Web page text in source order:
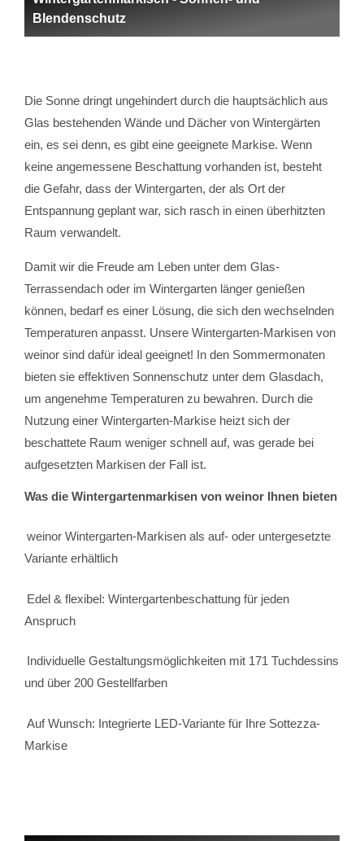
Blendenschutz
Die Sonne dringt ungehindert durch die hauptsächlich aus
Glas bestehenden Wände und Dächer von Wintergärten
ein, es sei denn, es gibt eine geeignete Markise. Wenn
keine angemessene Beschattung vorhanden ist, besteht
die Gefahr, dass der Wintergarten, der als Ort der
Entspannung geplant war, sich rasch in einen überhitzten
Raum verwandelt.
Damit wir die Freude am Leben unter dem Glas-
Terrassendach oder im Wintergarten länger genießen
können, bedarf es einer Lösung, die sich den wechselnden
Temperaturen anpasst. Unsere Wintergarten-Markisen von
weinor sind dafür ideal geeignet! In den Sommermonaten
bieten sie effektiven Sonnenschutz unter dem Glasdach,
um angenehme Temperaturen zu bewahren. Durch die
Nutzung einer Wintergarten-Markise heizt sich der
beschattete Raum weniger schnell auf, was gerade bei
aufgesetzten Markisen der Fall ist.
Was die Wintergartenmarkisen von weinor Ihnen bieten
weinor Wintergarten-Markisen als auf- oder untergesetzte
Variante erhältlich
Edel & flexibel: Wintergartenbeschattung für jeden
Anspruch
Individuelle Gestaltungsmöglichkeiten mit 171 Tuchdessins
und über 200 Gestellfarben
Auf Wunsch: Integrierte LED-Variante für Ihre Sottezza-
Markise